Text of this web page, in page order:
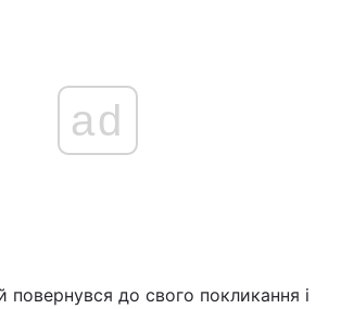
ad
повернувся до свого покликання і